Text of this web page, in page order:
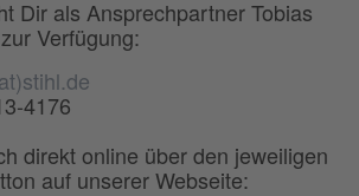
Dir als Ansprechpartner Tobias
Verfügung:
4176
direkt online über den jeweiligen
auf unserer Webseite: